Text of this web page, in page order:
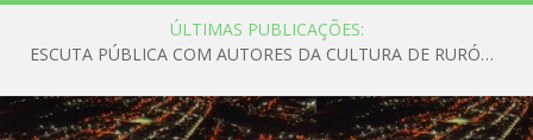
ÚLTIMAS PUBLICAÇÕES:
ESCUTA PÚBLICA COM AUTORES DA CULTURA DE RURÓPOLIS